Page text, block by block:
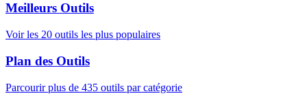
Meilleurs Outils
Voir les 20 outils les plus populaires
Plan des Outils
Parcourir plus de 435 outils par catégorie